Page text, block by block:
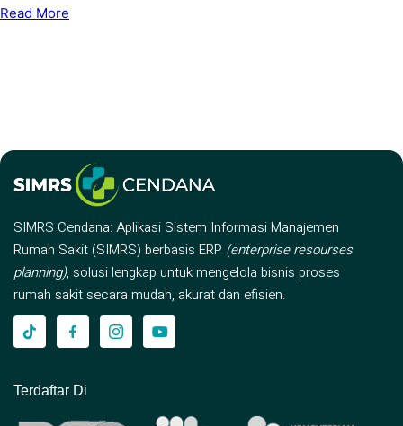
Read More
SIMRS Cendana: Aplikasi Sistem Informasi Manajemen
Rumah Sakit (SIMRS) berbasis ERP (enterprise resourses
planning), solusi lengkap untuk mengelola bisnis proses
rumah sakit secara mudah, akurat dan efisien.
Terdaftar Di